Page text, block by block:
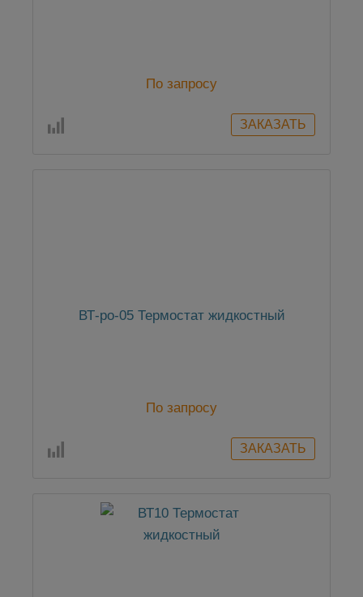
По запросу
ВТ-ро-05 Термостат жидкостный
По запросу